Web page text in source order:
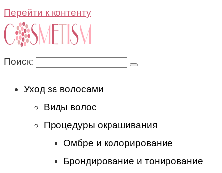
Перейти к контенту
Поиск:
Уход за волосами
Виды волос
Процедуры окрашивания
Омбре и колорирование
Брондирование и тонирование